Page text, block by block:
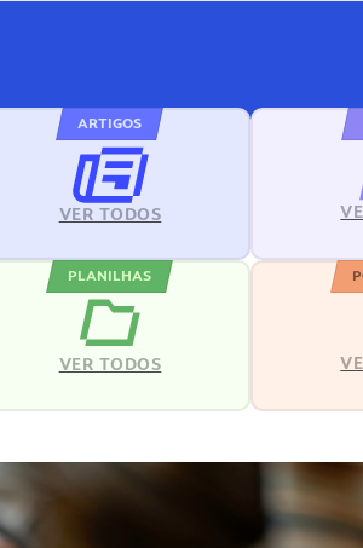
ARTIGOS
VER TODOS
PLANILHAS
VER TODOS